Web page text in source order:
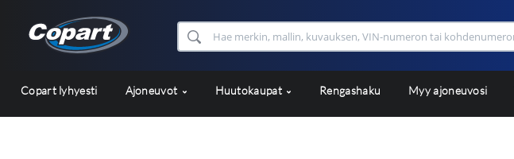
Copart lyhyesti Ajoneuvot Huutokaupat Rengashaku Myy ajoneuvosi